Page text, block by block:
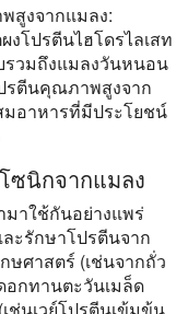
สูงจากแมลง:
โปรตีนไฮโดรไลเสท
วมถึงแมลงวันหนอน
รตีนคุณภาพสูงจาก
อาหารที่มีประโยชน์
ซนิกจากแมลง
าใช้กันอย่างแพร่
ะรักษาโปรตีนจาก
ษศาสตร์ (เช่นจากถั่ว
อกทานตะวันเมล็ด
ช่นเวย์โปรตีนเข้มข้น